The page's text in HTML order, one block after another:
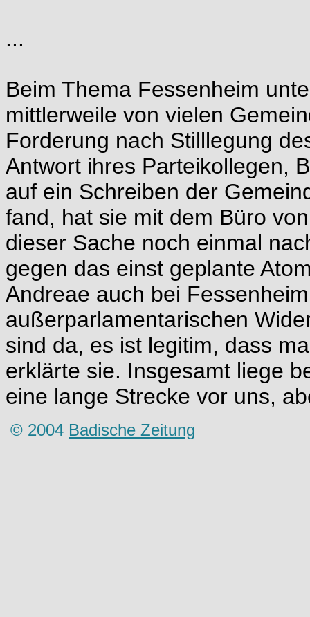
...
Beim Thema Fessenheim
mittlerweile von vielen
Forderung nach Stilllegung
Antwort ihres Parteikollegen,
auf ein Schreiben der
fand, hat sie mit dem Büro
dieser Sache noch einmal
gegen das einst geplante
Andreae auch bei
außerparlamentarischen
sind da, es ist legitim, dass
erklärte sie. Insgesamt liege
eine lange Strecke vor uns,
© 2004 Badische Zeitung